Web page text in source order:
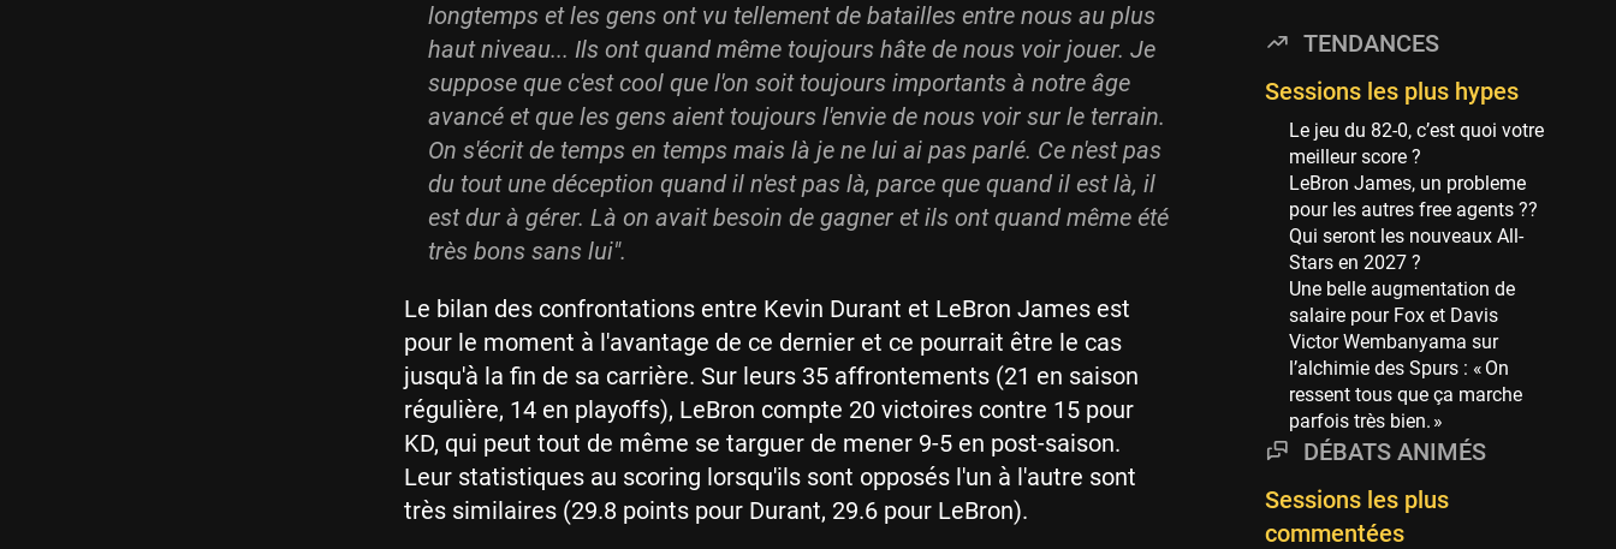
longtemps et les gens ont vu tellement de batailles entre nous au plus
haut niveau... Ils ont quand même toujours hâte de nous voir jouer. Je
suppose que c'est cool que l'on soit toujours importants à notre âge
avancé et que les gens aient toujours l'envie de nous voir sur le terrain.
On s'écrit de temps en temps mais là je ne lui ai pas parlé. Ce n'est pas
du tout une déception quand il n'est pas là, parce que quand il est là, il
est dur à gérer. Là on avait besoin de gagner et ils ont quand même été
très bons sans lui".
Le bilan des confrontations entre Kevin Durant et LeBron James est
pour le moment à l'avantage de ce dernier et ce pourrait être le cas
jusqu'à la fin de sa carrière. Sur leurs 35 affrontements (21 en saison
régulière, 14 en playoffs), LeBron compte 20 victoires contre 15 pour
KD, qui peut tout de même se targuer de mener 9-5 en post-saison.
Leur statistiques au scoring lorsqu'ils sont opposés l'un à l'autre sont
très similaires (29.8 points pour Durant, 29.6 pour LeBron).
Philadelphia Sixers
89 sessions
Milwaukee Bucks
82 sessions
Hoop Culture
73 sessions
Oklahoma City Thunder
69 sessions
Phoenix Suns
69 sessions
Miami Heat
63 sessions
Los Angeles Clippers
61 sessions
Indiana Pacers
TENDANCES
Sessions les plus hypes
Le jeu du 82-0, c’est quoi votre
meilleur score ?
LeBron James, un probleme
pour les autres free agents ??
Qui seront les nouveaux All-
Stars en 2027 ?
Une belle augmentation de
salaire pour Fox et Davis
Victor Wembanyama sur
l’alchimie des Spurs : « On
ressent tous que ça marche
parfois très bien. »
DÉBATS ANIMÉS
Sessions les plus
commentées